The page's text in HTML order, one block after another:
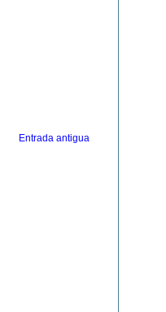
Entrada antigua